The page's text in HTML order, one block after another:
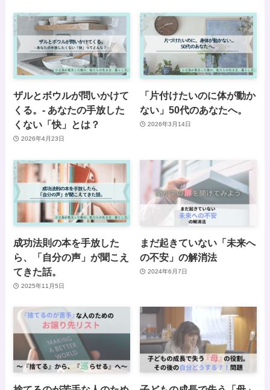
ザルとボウルが問いかけて
くる。- あなたの手放した
くない「快」とは？
2026年4月23日
「片付けたいのに体が動か
ない」50代のあなたへ。
2026年3月14日
成功法則の本を手放した
ら、「自分の声」が聞こえ
てきた話。
2025年11月5日
まだ起きていない「未来へ
の不安」の解消法
2024年6月7日